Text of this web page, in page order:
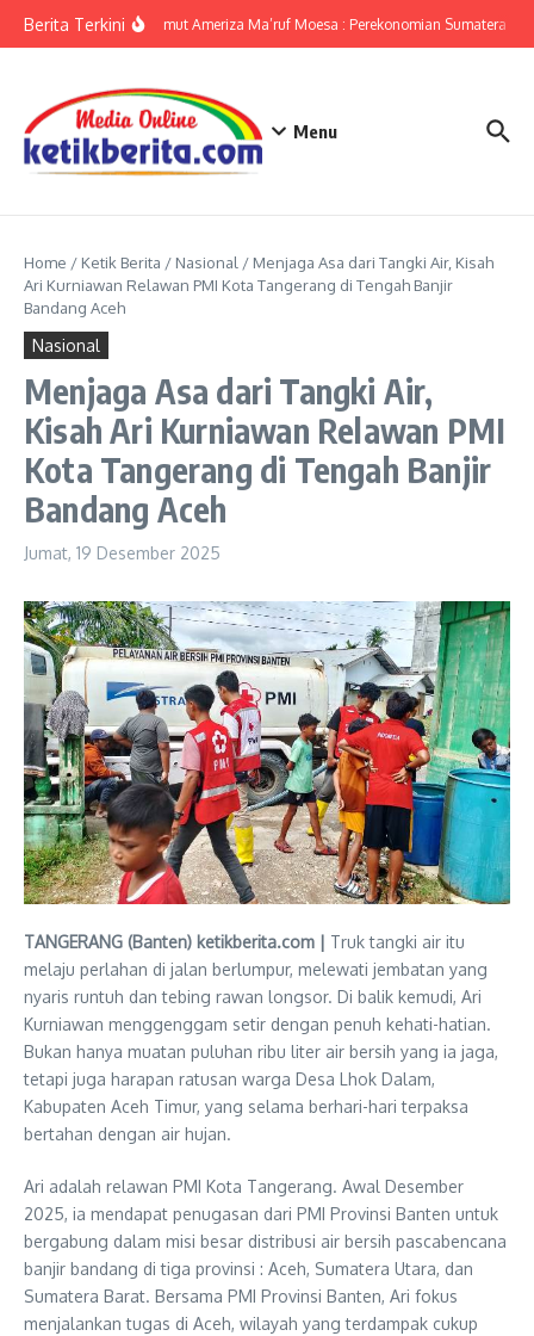
Berita TerkiniKPwBI Sumut Ameriza Ma’ruf Moesa : Perekonomian Sumatera
Menu
Home / Ketik Berita / Nasional / Menjaga Asa dari Tangki Air, Kisah
Ari Kurniawan Relawan PMI Kota Tangerang di Tengah Banjir
Bandang Aceh
Nasional
Menjaga Asa dari Tangki Air,
Kisah Ari Kurniawan Relawan PMI
Kota Tangerang di Tengah Banjir
Bandang Aceh
Jumat, 19 Desember 2025
TANGERANG (Banten) ketikberita.com | Truk tangki air itu
melaju perlahan di jalan berlumpur, melewati jembatan yang
nyaris runtuh dan tebing rawan longsor. Di balik kemudi, Ari
Kurniawan menggenggam setir dengan penuh kehati-hatian.
Bukan hanya muatan puluhan ribu liter air bersih yang ia jaga,
tetapi juga harapan ratusan warga Desa Lhok Dalam,
Kabupaten Aceh Timur, yang selama berhari-hari terpaksa
bertahan dengan air hujan.
Ari adalah relawan PMI Kota Tangerang. Awal Desember
2025, ia mendapat penugasan dari PMI Provinsi Banten untuk
bergabung dalam misi besar distribusi air bersih pascabencana
banjir bandang di tiga provinsi : Aceh, Sumatera Utara, dan
Sumatera Barat. Bersama PMI Provinsi Banten, Ari fokus
menjalankan tugas di Aceh, wilayah yang terdampak cukup